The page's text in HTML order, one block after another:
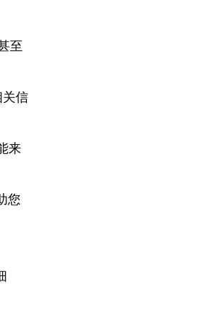
至
信
来
您